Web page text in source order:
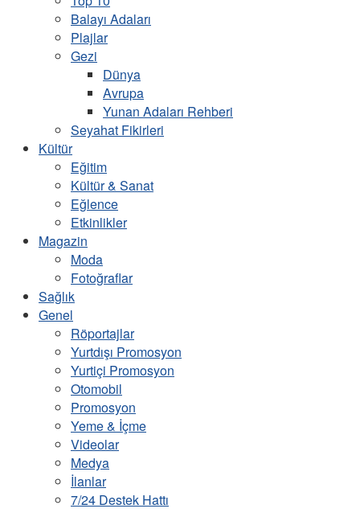
Balayı Adaları
Plajlar
Gezi
Dünya
Avrupa
Yunan Adaları Rehberi
Seyahat Fikirleri
Kültür
Eğitim
Kültür & Sanat
Eğlence
Etkinlikler
Magazin
Moda
Fotoğraflar
Sağlık
Genel
Röportajlar
Yurtdışı Promosyon
Yurtiçi Promosyon
Otomobil
Promosyon
Yeme & İçme
Videolar
Medya
İlanlar
7/24 Destek Hattı